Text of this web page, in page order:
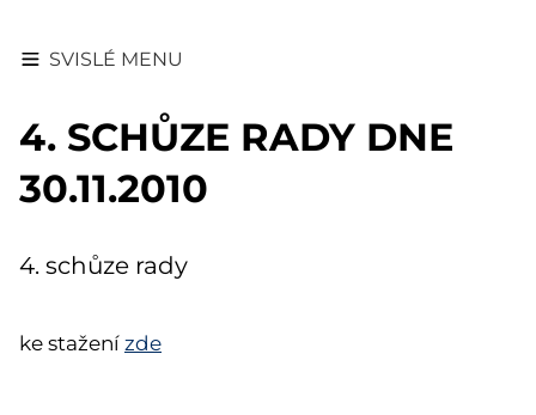
SVISLÉ MENU
4. SCHŮZE RADY DNE
30.11.2010
4. schůze rady
ke stažení zde